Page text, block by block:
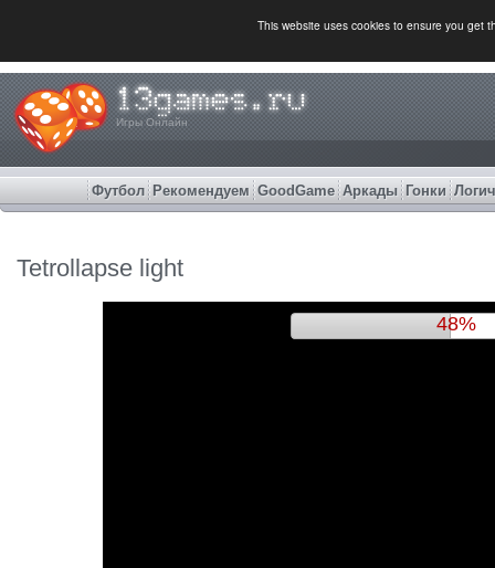
This website uses cookies to ensure you get
Игры Онлайн
Футбол Рекомендуем GoodGame Аркады Гонки
Tetrollapse light
52%